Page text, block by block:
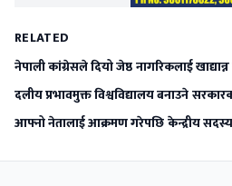
RELATED
नेपाली कांग्रेसले दियो जेष्ठ नागरिकलाई खाद्यान्न
दलीय प्रभावमुक्त विश्वविद्यालय बनाउने
आफ्नो नेतालाई आक्रमण गरेपछि केन्द्रीय